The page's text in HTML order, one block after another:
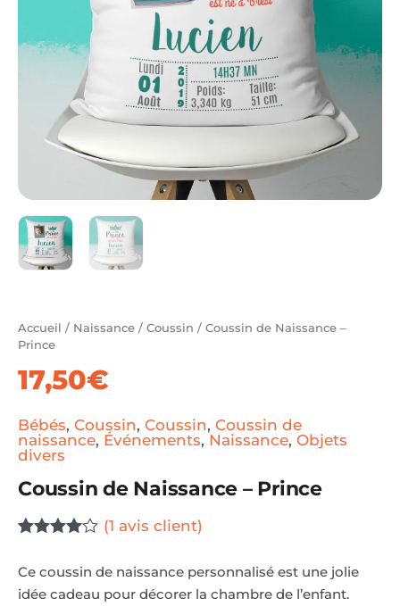
Accueil / Naissance / Coussin / Coussin de Naissance –
Prince
17,50€
Bébés, Coussin, Coussin, Coussin de
naissance, Événements, Naissance, Objets
divers
Coussin de Naissance – Prince
sur 5
basé
sur
(1 avis client)
Ce coussin de naissance personnalisé est une jolie
idée cadeau pour décorer la chambre de l’enfant.